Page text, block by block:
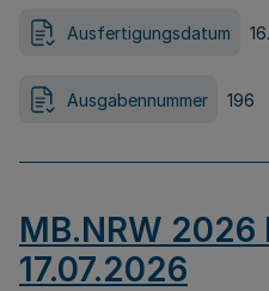
Ausfertigungsdatum
Ausgabennummer 196
MB.NRW 2026
17.07.2026